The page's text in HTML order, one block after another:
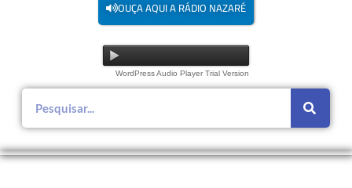
OUÇA AQUI A RÁDIO NAZARÉ
WordPress Audio Player Trial Version